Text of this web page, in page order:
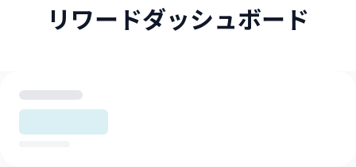
リワードダッシュボード